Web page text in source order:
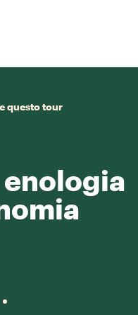
questo tour